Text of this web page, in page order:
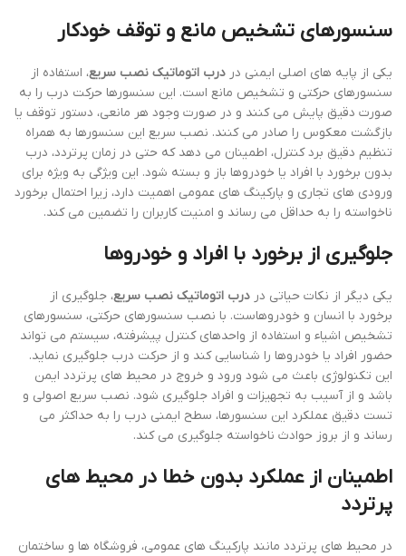
سنسورهای تشخیص مانع و توقف خودکار
یکی از پایه های اصلی ایمنی در درب اتوماتیک نصب سریع، استفاده از
سنسورهای حرکتی و تشخیص مانع است. این سنسورها حرکت درب را به
صورت دقیق پایش می کنند و در صورت وجود هر مانعی، دستور توقف یا
بازگشت معکوس را صادر می کنند. نصب سریع این سنسورها به همراه
تنظیم دقیق برد کنترل، اطمینان می دهد که حتی در زمان پرتردد، درب
بدون برخورد با افراد یا خودروها باز و بسته شود. این ویژگی به ویژه برای
ورودی های تجاری و پارکینگ های عمومی اهمیت دارد، زیرا احتمال برخورد
ناخواسته را به حداقل می رساند و امنیت کاربران را تضمین می کند.
جلوگیری از برخورد با افراد و خودروها
یکی دیگر از نکات حیاتی در درب اتوماتیک نصب سریع، جلوگیری از
برخورد با انسان و خودروهاست. با نصب سنسورهای حرکتی، سنسورهای
تشخیص اشیاء و استفاده از واحدهای کنترل پیشرفته، سیستم می تواند
حضور افراد یا خودروها را شناسایی کند و از حرکت درب جلوگیری نماید.
این تکنولوژی باعث می شود ورود و خروج در محیط های پرتردد ایمن
باشد و از آسیب به تجهیزات و افراد جلوگیری شود. نصب سریع اصولی و
تست دقیق عملکرد این سنسورها، سطح ایمنی درب را به حداکثر می
رساند و از بروز حوادث ناخواسته جلوگیری می کند.
اطمینان از عملکرد بدون خطا در محیط های
پرتردد
در محیط های پرتردد مانند پارکینگ های عمومی، فروشگاه ها و ساختمان